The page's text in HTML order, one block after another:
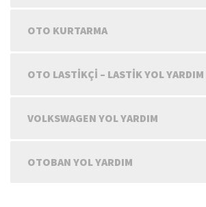
OTO KURTARMA
OTO LASTIKÇI – LASTIK YOL YARDIM
VOLKSWAGEN YOL YARDIM
OTOBAN YOL YARDIM